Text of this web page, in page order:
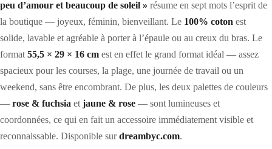
peu d’amour et beaucoup de soleil » résume en sept mots l’esprit de
la boutique — joyeux, féminin, bienveillant. Le 100% coton est
solide, lavable et agréable à porter à l’épaule ou au creux du bras. Le
format 55,5 × 29 × 16 cm est en effet le grand format idéal — assez
spacieux pour les courses, la plage, une journée de travail ou un
weekend, sans être encombrant. De plus, les deux palettes de couleurs
— rose & fuchsia et jaune & rose — sont lumineuses et
coordonnées, ce qui en fait un accessoire immédiatement visible et
reconnaissable. Disponible surdreambyc.com.